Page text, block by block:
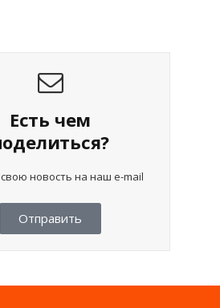
Есть чем
новость на наш e-mail
Отправить